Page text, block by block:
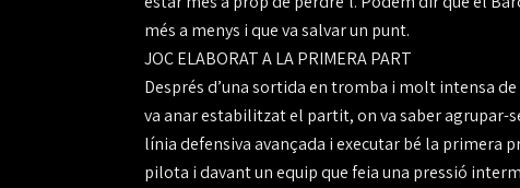
més a menys i que va salvar un punt.
JOC ELABORAT A LA PRIMERA PART
Després d’una sortida en tromba i molt intensa
va anar estabilitzat el partit, on va saber
línia defensiva avançada i executar bé la primera
pilota i davant un equip que feia una pressió